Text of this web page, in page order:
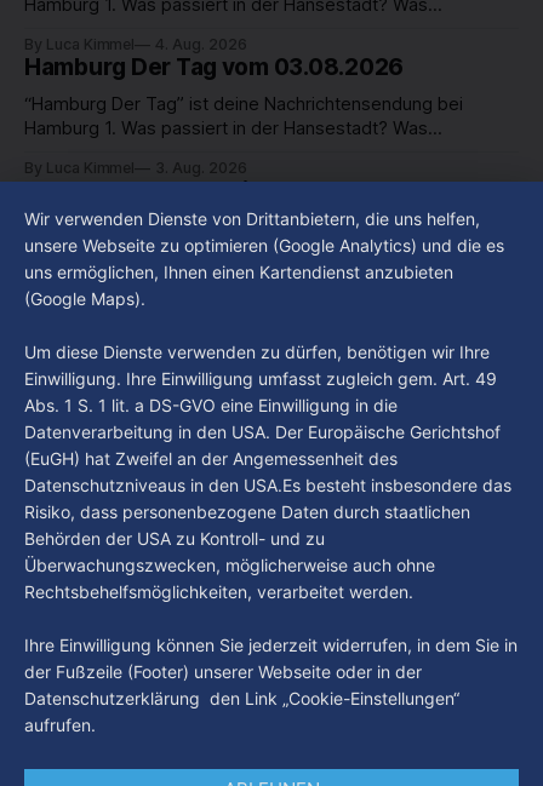
in unserer Stadt an? Fragen, die von Montag bis Freitag LIVE
um 18 Uhr beantwortet werden - auf YouTube und im TV.
By Luca Kimmel 4. Aug. 2026
Hamburg Der Tag vom 03.08.2026
“Hamburg Der Tag” ist deine Nachrichtensendung bei
Hamburg 1. Was passiert in der Hansestadt? Was
in unserer Stadt an? Fragen, die von Montag bis Freitag LIVE
By Luca Kimmel 3. Aug. 2026
St. Georg: Ausgeweitete
Alkoholkonsumverbotszone soll Gewalt-
und Drogenprobleme eindämmen
Hamburg verschärft seine Sicherheitsstrategie rund um den
Hauptbahnhof. Seit dem 1. August gilt das
Hauptbahnhof, sondern auch in weiten Teilen von St. Georg
– unter anderem rund um den Hansaplatz, den oberen
Steindamm und den ZOB. Damit sollen alkoholbedingte
Straftaten und Konflikte eingedämmt sowie die
By Luca Kimmel 3. Aug. 2026
Wir verwenden Dienste von Drittanbietern, die uns helfen,
unsere Webseite zu optimieren (Google Analytics) und die es
uns ermöglichen, Ihnen einen Kartendienst anzubieten
(Google Maps).
Um diese Dienste verwenden zu dürfen, benötigen wir Ihre
Einwilligung. Ihre Einwilligung umfasst zugleich gem. Art. 49
Abs. 1 S. 1 lit. a DS-GVO eine Einwilligung in die
Datenverarbeitung in den USA. Der Europäische Gerichtshof
(EuGH) hat Zweifel an der Angemessenheit des
Datenschutzniveaus in den USA.Es besteht insbesondere das
Risiko, dass personenbezogene Daten durch staatlichen
Behörden der USA zu Kontroll- und zu
Überwachungszwecken, möglicherweise auch ohne
Rechtsbehelfsmöglichkeiten, verarbeitet werden.
Ihre Einwilligung können Sie jederzeit widerrufen, in dem Sie in
der Fußzeile (Footer) unserer Webseite oder in der
Datenschutzerklärung den Link „Cookie-Einstellungen“
aufrufen.